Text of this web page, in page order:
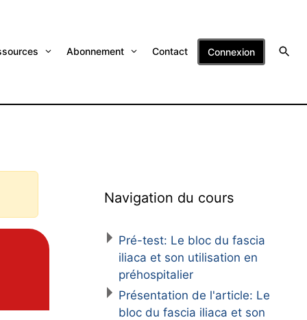
Abonnement Contact Connexion
Navigation du cours
Pré-test: Le bloc du fascia
iliaca et son utilisation en
préhospitalier
Présentation de l'article: Le
bloc du fascia iliaca et son